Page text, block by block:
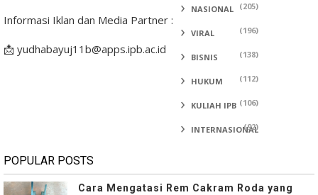
Informasi Iklan dan Media Partner :
📩 yudhabayuj11b@apps.ipb.ac.id
NASIONAL (205)
VIRAL (196)
BISNIS (138)
HUKUM (112)
KULIAH IPB (106)
INTERNASIONAL
(92)
POPULAR POSTS
Cara Mengatasi Rem Cakram Roda yang